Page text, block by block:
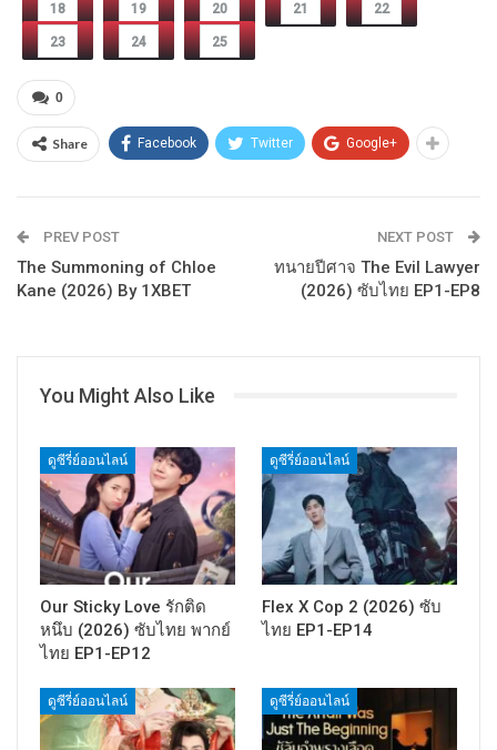
18 19 20 21 22
23 24 25
0
Share Facebook Twitter Google+
PREV POST
The Summoning of Chloe
Kane (2026) By 1XBET
NEXT POST
ทนายปีศาจ The Evil Lawyer
(2026) ซับไทย EP1-EP8
You Might Also Like
ดูซีรี่ย์ออนไลน์
Our Sticky Love รักติด
หนึบ (2026) ซับไทย พากย์
ไทย EP1-EP12
ดูซีรี่ย์ออนไลน์
Flex X Cop 2 (2026) ซับ
ไทย EP1-EP14
ดูซีรี่ย์ออนไลน์ ดูซีรี่ย์ออนไลน์